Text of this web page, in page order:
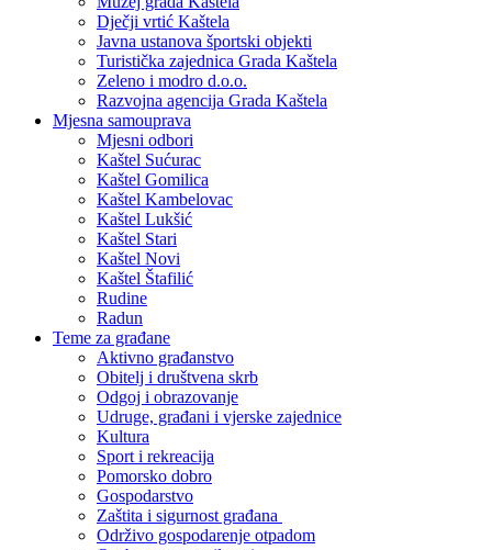
Dječji vrtić Kaštela
Javna ustanova športski objekti
Turistička zajednica Grada Kaštela
Zeleno i modro d.o.o.
Razvojna agencija Grada Kaštela
Mjesna samouprava
Mjesni odbori
Kaštel Sućurac
Kaštel Gomilica
Kaštel Kambelovac
Kaštel Lukšić
Kaštel Stari
Kaštel Novi
Kaštel Štafilić
Rudine
Radun
Teme za građane
Aktivno građanstvo
Obitelj i društvena skrb
Odgoj i obrazovanje
Udruge, građani i vjerske zajednice
Kultura
Sport i rekreacija
Pomorsko dobro
Gospodarstvo
Zaštita i sigurnost građana
Održivo gospodarenje otpadom